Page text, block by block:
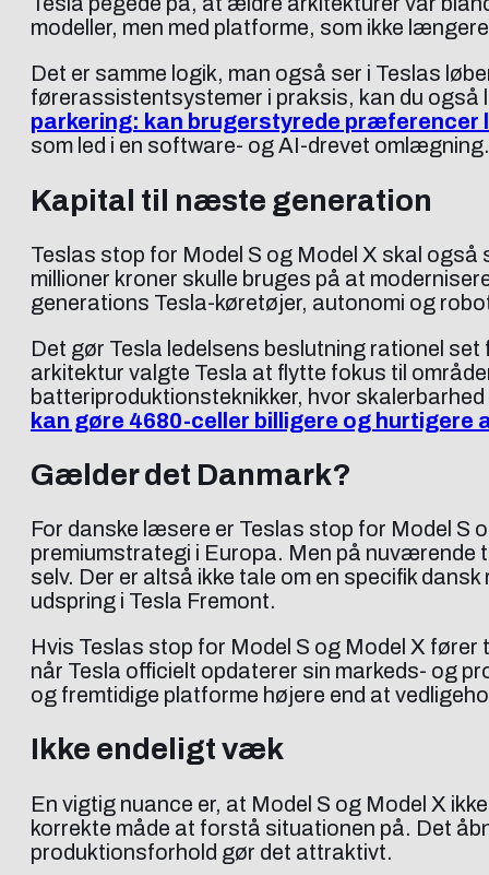
modeller, men med platforme, som ikke
Det er samme logik, man også ser i Teslas
førerassistentsystemer i praksis, kan du
parkering: kan brugerstyrede præferencer
som led i en software- og AI-drevet omlægning.
Kapital til næste generation
Teslas stop for Model S og Model X skal
millioner kroner skulle bruges på at
generations Tesla-køretøjer, autonomi og
Det gør Tesla ledelsens beslutning rationel
arkitektur valgte Tesla at flytte fokus til
batteriproduktionsteknikker, hvor
kan gøre 4680-celler billigere og hurtigere
Gælder det Danmark?
For danske læsere er Teslas stop for Model S
premiumstrategi i Europa. Men på
selv. Der er altså ikke tale om en specifik
udspring i Tesla Fremont.
Hvis Teslas stop for Model S og Model X
når Tesla officielt opdaterer sin markeds- og
og fremtidige platforme højere end at
Ikke endeligt væk
En vigtig nuance er, at Model S og Model X
korrekte måde at forstå situationen på. Det
produktionsforhold gør det attraktivt.